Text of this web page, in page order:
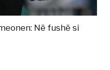
Në fushë si